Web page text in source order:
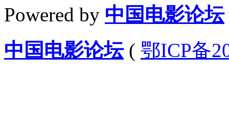
Powered by 中国电影论坛
中国电影论坛( 鄂ICP备